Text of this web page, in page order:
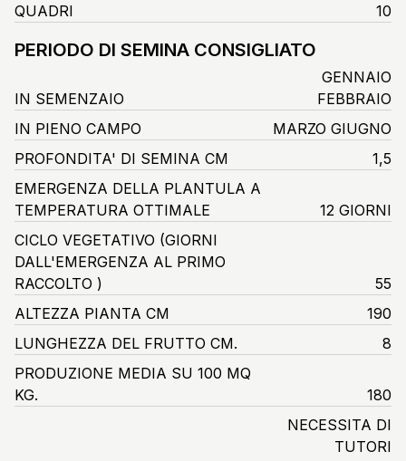
QUADRI
10
PERIODO DI SEMINA CONSIGLIATO
IN SEMENZAIO
GENNAIO
FEBBRAIO
IN PIENO CAMPO
MARZO GIUGNO
PROFONDITA' DI SEMINA CM
1,5
EMERGENZA DELLA PLANTULA A
TEMPERATURA OTTIMALE
12 GIORNI
CICLO VEGETATIVO (GIORNI
DALL'EMERGENZA AL PRIMO
RACCOLTO )
55
ALTEZZA PIANTA CM
190
LUNGHEZZA DEL FRUTTO CM.
8
PRODUZIONE MEDIA SU 100 MQ
KG.
180
NECESSITA DI
TUTORI